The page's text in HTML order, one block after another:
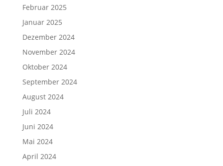
Februar 2025
Januar 2025
Dezember 2024
November 2024
Oktober 2024
September 2024
August 2024
Juli 2024
Juni 2024
Mai 2024
April 2024